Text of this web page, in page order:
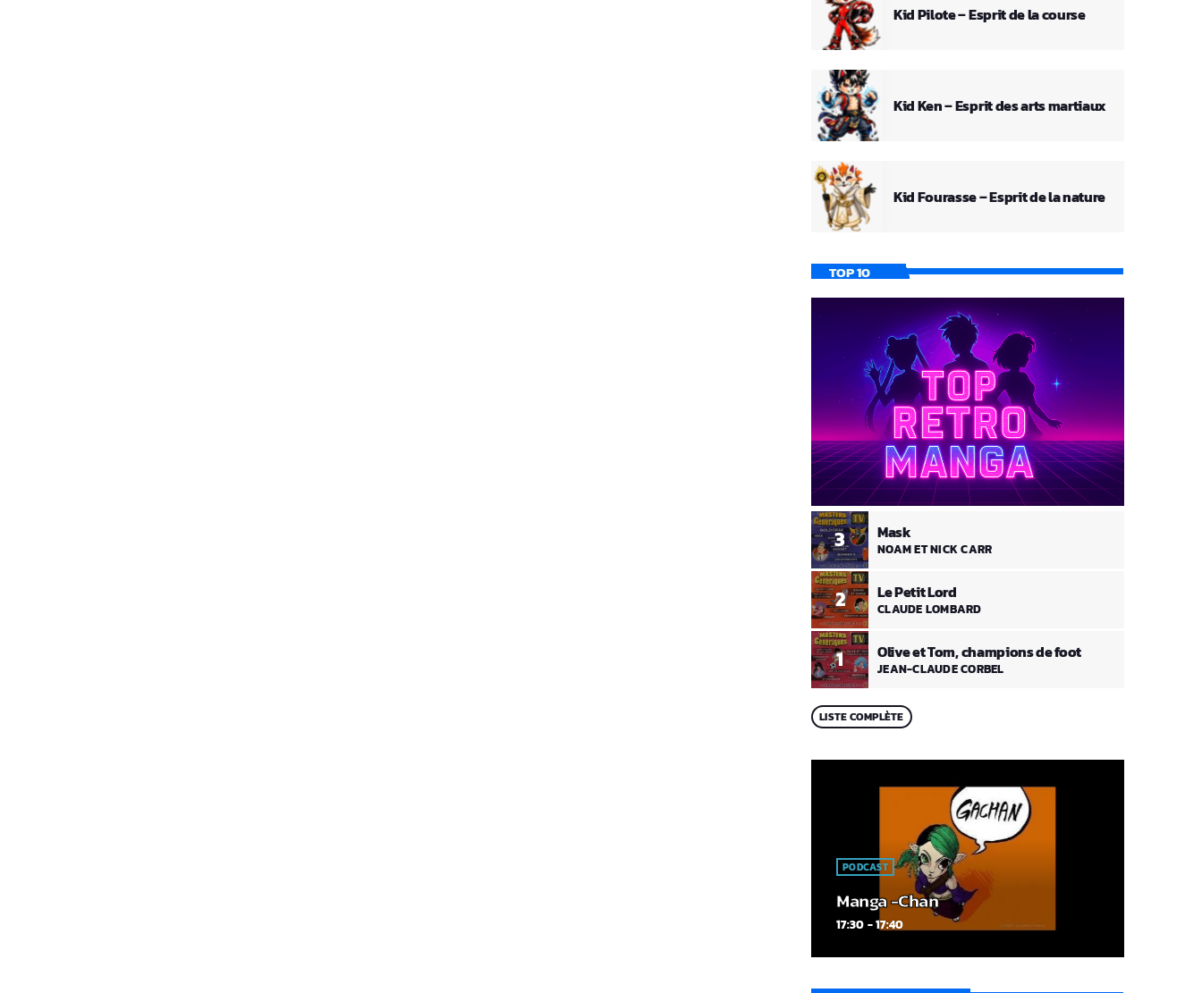
Kid Pilote – Esprit de la course
Kid Ken – Esprit des arts martiaux
Kid Fourasse – Esprit de la nature
TOP 10
1 Olive et Tom, champions de foot
JEAN-CLAUDE CORBEL
2 Le Petit Lord
CLAUDE LOMBARD
3 Mask
NOAM ET NICK CARR
LISTE COMPLÈTE
PODCAST
Manga -Chan
17:30 - 17:40